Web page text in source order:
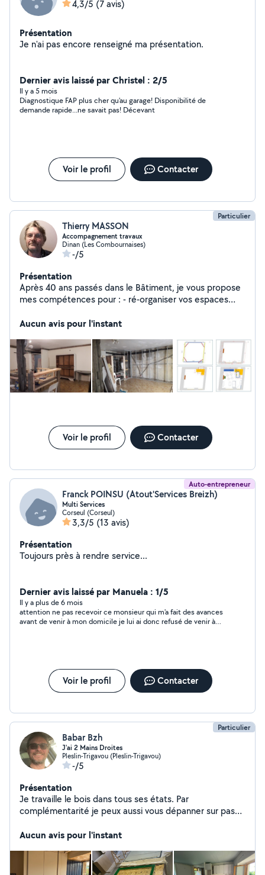
4,3/5 (7 avis)
Présentation
Je n'ai pas encore renseigné ma présentation.
Dernier avis laissé par Christel : 2/5
Il y a 5 mois
Diagnostique FAP plus cher qu'au garage! Disponibilité de
demande rapide...ne savait pas! Décevant
Voir le profil Contacter
Particulier
Thierry MASSON
Accompagnement travaux
Dinan (Les Combournaises)
-/5
Présentation
Après 40 ans passés dans le Bâtiment, je vous propose
mes compétences pour : - ré-organiser vos espaces
besoins - vous transmettre les bases du bricolage.
Aucun avis pour l'instant
Voir le profil Contacter
Auto-entrepreneur
Franck POINSU (Atout'Services Breizh)
Multi Services
Corseul (Corseul)
3,3/5 (13 avis)
Présentation
Toujours près à rendre service...
Dernier avis laissé par Manuela : 1/5
Il y a plus de 6 mois
attention ne pas recevoir ce monsieur qui m'a fait des avances
avant de venir à mon domicile je lui ai donc refusé de venir à
Voir le profil Contacter
Particulier
Babar Bzh
J'ai 2 Mains Droites
Pleslin-Trigavou (Pleslin-Trigavou)
-/5
Présentation
Je travaille le bois dans tous ses états. Par
complémentarité je peux aussi vous dépanner sur pas
Aucun avis pour l'instant